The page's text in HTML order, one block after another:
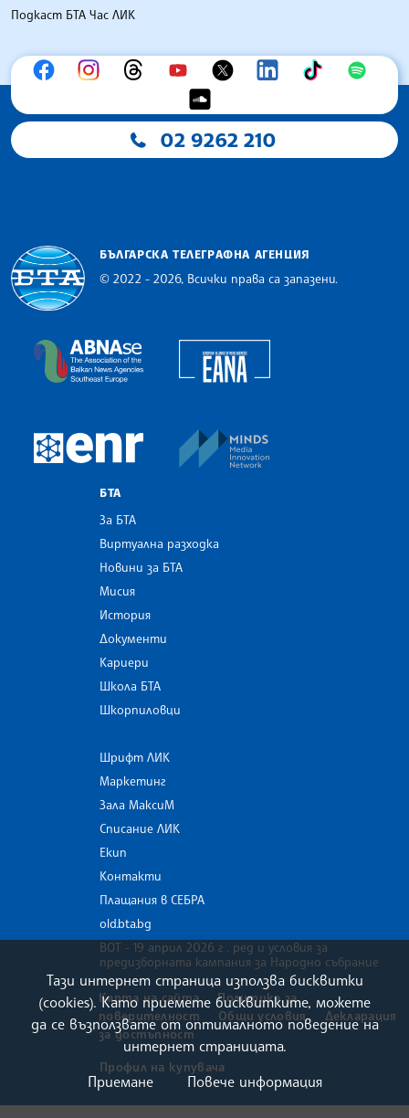
Подкаст БТА Час ЛИК
02 9262 210
БЪЛГАРСКА ТЕЛЕГРАФНА АГЕНЦИЯ
© 2022 - 2026, Всички права са запазени.
The Assocoation of the Balkan News Agencies
European Newsroom
БТА
За БТА
Виртуална разходка
Новини за БТА
Мисия
История
Документи
Кариери
Школа БТА
Шкорпиловци
Шрифт ЛИК
Маркетинг
Зала МаксиМ
Списание ЛИК
Екип
Контакти
Плащания в СЕБРА
old.bta.bg
ВОТ - 19 април 2026 г . ред и условия за
предизборната кампания за Народно събрание
Карта на сайта
Политика за
поверителност
Общи условия
Декларация
за достъпност
Профил на купувача
Тази интернет страница използва бисквитки
(cookies). Като приемете бисквитките, можете
да се възползвате от оптималното поведение на
интернет страницата.
Приемане
Повече информация